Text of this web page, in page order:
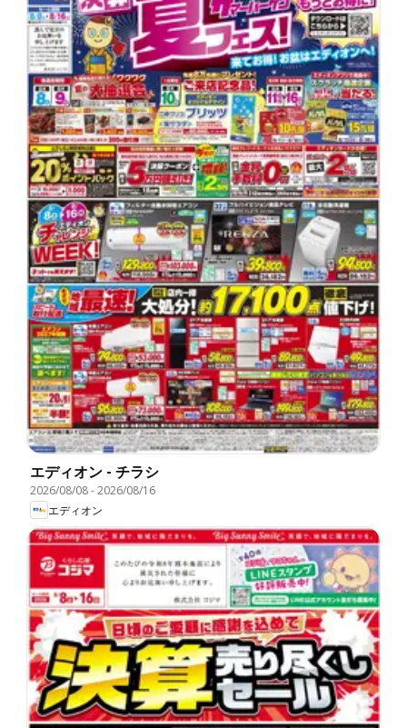
エディオン - チラシ
2026/08/08-2026/08/16
エディオン